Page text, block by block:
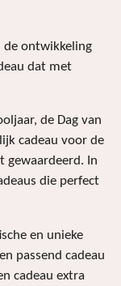
de ontwikkeling
dat met
de Dag van
cadeau voor de
gewaardeerd. In
die perfect
en unieke
passend cadeau
cadeau extra